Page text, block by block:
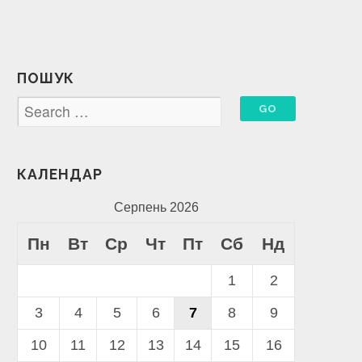
ПОШУК
КАЛЕНДАР
Серпень 2026
Пн Вт Ср Чт Пт Сб Нд
1
2
3
4 5 6 7 8
9
10
11 12 13 14 15
16